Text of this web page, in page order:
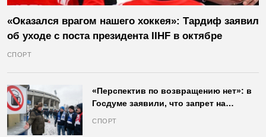
«Оказался врагом нашего хоккея»: Тардиф заявил
об уходе с поста президента IIHF в октябре
СПОРТ
«Перспектив по возвращению нет»: в
Госдуме заявили, что запрет на
СПОРТ